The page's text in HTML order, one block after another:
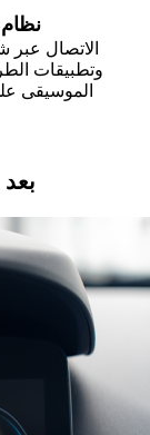
نظام
الاتصال عبر
وتطبيقات
الموسيقى
بعد